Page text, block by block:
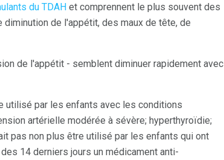
du TDAH et comprennent le plus souvent des
de l'appétit, des maux de tête, de
de l'appétit - semblent diminuer rapidement avec
utilisé par les enfants avec les conditions
artérielle modérée à sévère; hyperthyroïdie;
pas non plus être utilisé par les enfants qui ont
14 derniers jours un médicament anti-